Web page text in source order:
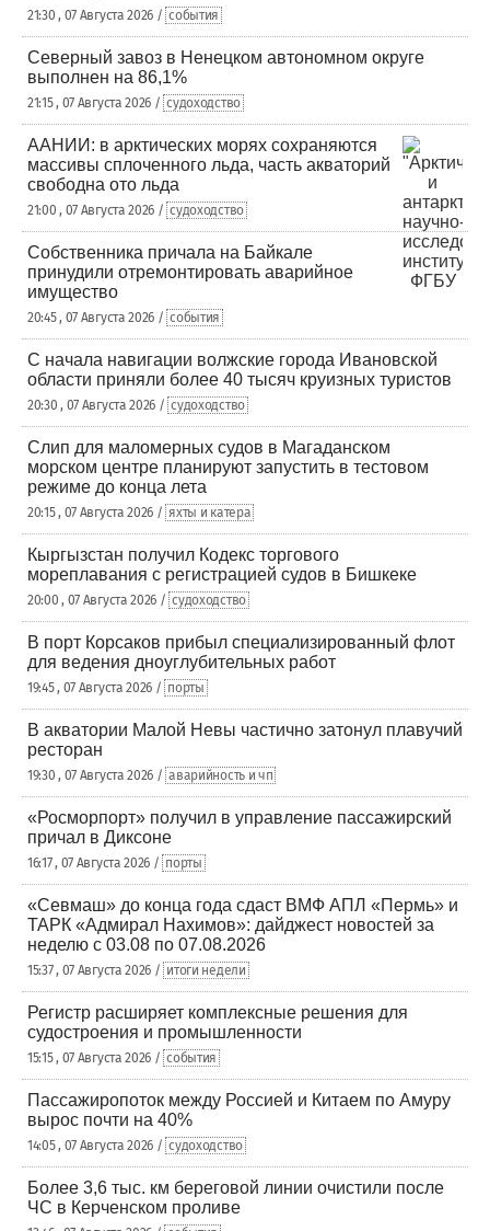
21:30 , 07 Августа 2026 / события
Северный завоз в Ненецком автономном округе
выполнен на 86,1%
21:15 , 07 Августа 2026 / судоходство
ААНИИ: в арктических морях сохраняются
массивы сплоченного льда, часть акваторий
свободна ото льда
21:00 , 07 Августа 2026 / судоходство
Собственника причала на Байкале
принудили отремонтировать аварийное
имущество
20:45 , 07 Августа 2026 / события
С начала навигации волжские города Ивановской
области приняли более 40 тысяч круизных туристов
20:30 , 07 Августа 2026 / судоходство
Слип для маломерных судов в Магаданском
морском центре планируют запустить в тестовом
режиме до конца лета
20:15 , 07 Августа 2026 / яхты и катера
Кыргызстан получил Кодекс торгового
мореплавания с регистрацией судов в Бишкеке
20:00 , 07 Августа 2026 / судоходство
В порт Корсаков прибыл специализированный флот
для ведения дноуглубительных работ
19:45 , 07 Августа 2026 / порты
В акватории Малой Невы частично затонул плавучий
ресторан
19:30 , 07 Августа 2026 / аварийность и чп
«Росморпорт» получил в управление пассажирский
причал в Диксоне
16:17 , 07 Августа 2026 / порты
«Севмаш» до конца года сдаст ВМФ АПЛ «Пермь» и
ТАРК «Адмирал Нахимов»: дайджест новостей за
неделю с 03.08 по 07.08.2026
15:37 , 07 Августа 2026 / итоги недели
Регистр расширяет комплексные решения для
судостроения и промышленности
15:15 , 07 Августа 2026 / события
Пассажиропоток между Россией и Китаем по Амуру
вырос почти на 40%
14:05 , 07 Августа 2026 / судоходство
Более 3,6 тыс. км береговой линии очистили после
ЧС в Керченском проливе